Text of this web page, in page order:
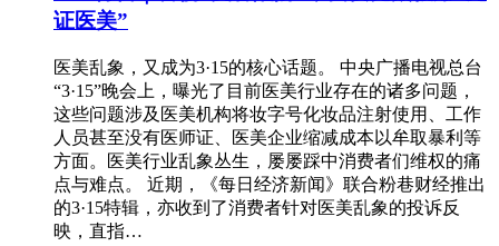
证医美”
医美乱象，又成为3·15的核心话题。 中央广播电视总台
“3·15”晚会上，曝光了目前医美行业存在的诸多问题，
这些问题涉及医美机构将妆字号化妆品注射使用、工作
人员甚至没有医师证、医美企业缩减成本以牟取暴利等
方面。医美行业乱象丛生，屡屡踩中消费者们维权的痛
点与难点。 近期，《每日经济新闻》联合粉巷财经推出
的3·15特辑，亦收到了消费者针对医美乱象的投诉反
映，直指…